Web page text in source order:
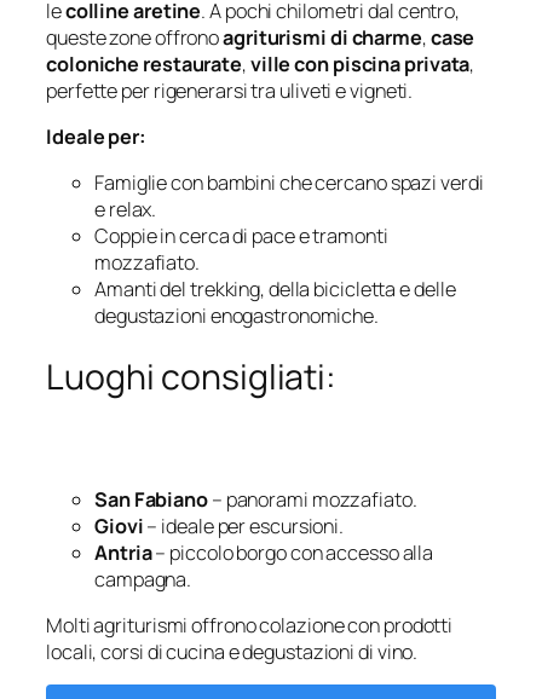
lecolline aretine. A pochi chilometri dal centro,
queste zone offronoagriturismi di charme,case
coloniche restaurate,ville con piscina privata,
perfette per rigenerarsi tra uliveti e vigneti.
Ideale per:
Famiglie con bambini che cercano spazi verdi
e relax.
Coppie in cerca di pace e tramonti
mozzafiato.
Amanti del trekking, della bicicletta e delle
degustazioni enogastronomiche.
Luoghi consigliati:
San Fabiano– panorami mozzafiato.
Giovi– ideale per escursioni.
Antria– piccolo borgo con accesso alla
campagna.
Molti agriturismi offrono colazione con prodotti
locali, corsi di cucina e degustazioni di vino.